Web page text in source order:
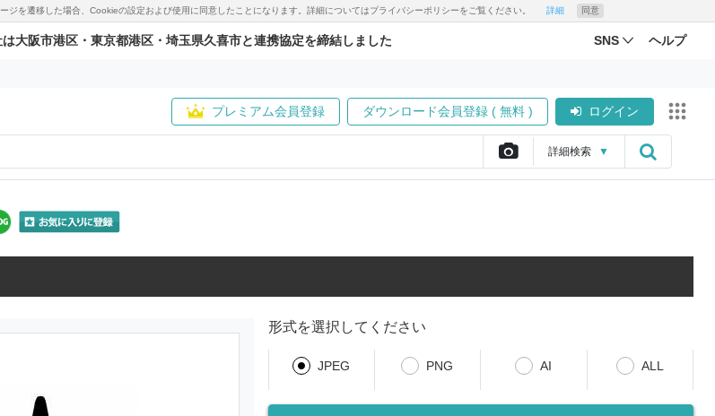
を遷移した場合、Cookieの設定および使用に同意したことになります。詳細についてはプライバシーポリシーをご覧ください。 詳細 同意
大阪市港区・東京都港区・埼玉県久喜市と連携協定を締結しました SNS ヘルプ
プレミアム会員登録 ダウンロード会員登録 ( 無料 ) ログイン
詳細検索 ▼
形式を選択してください
JPEG PNG AI ALL